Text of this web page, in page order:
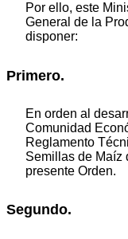
Por ello, este
General de la
disponer:
Primero.
En orden al
Comunidad
Reglamento
Semillas de Maíz
presente Orden.
Segundo.